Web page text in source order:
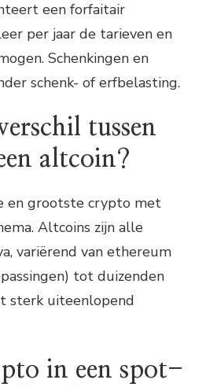
een forfaitair
per jaar de tarieven en
Schenkingen en
schenk- of erfbelasting.
tussen
altcoin?
en grootste crypto met
Altcoins zijn alle
variërend van ethereum
tot duizenden
sterk uiteenlopend
in een spot-